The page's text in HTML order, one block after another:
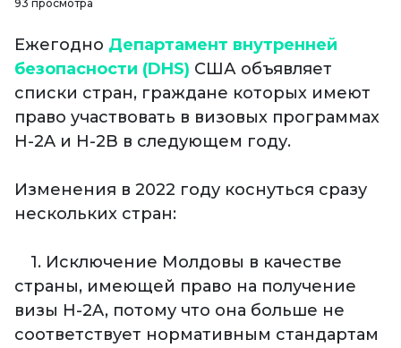
93 просмотра
Ежегодно Департамент внутренней
безопасности (DHS) США объявляет
списки стран, граждане которых имеют
право участвовать в визовых программах
H-2A и H-2B в следующем году.
Изменения в 2022 году коснуться сразу
нескольких стран:
1. Исключение Молдовы в качестве
страны, имеющей право на получение
визы H-2A, потому что она больше не
соответствует нормативным стандартам